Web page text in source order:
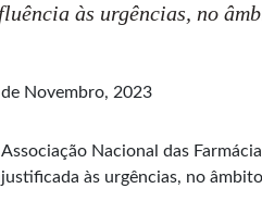
às urgências, no
Novembro, 2023
Associação Nacional das
às urgências, no